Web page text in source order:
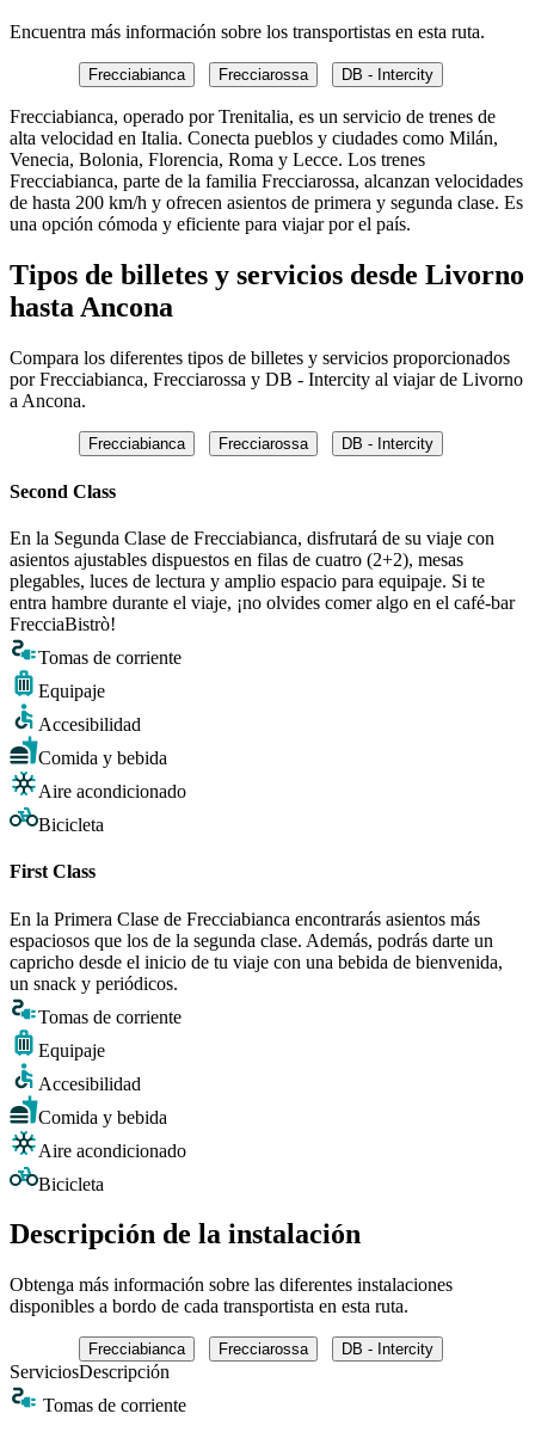
Encuentra más información sobre los transportistas en esta ruta.
Frecciabianca Frecciarossa DB - Intercity
Frecciabianca, operado por Trenitalia, es un servicio de trenes de
alta velocidad en Italia. Conecta pueblos y ciudades como Milán,
Venecia, Bolonia, Florencia, Roma y Lecce. Los trenes
Frecciabianca, parte de la familia Frecciarossa, alcanzan velocidades
de hasta 200 km/h y ofrecen asientos de primera y segunda clase. Es
una opción cómoda y eficiente para viajar por el país.
Tipos de billetes y servicios desde Livorno
hasta Ancona
Compara los diferentes tipos de billetes y servicios proporcionados
por Frecciabianca, Frecciarossa y DB - Intercity al viajar de Livorno
a Ancona.
Frecciabianca Frecciarossa DB - Intercity
Second Class
En la Segunda Clase de Frecciabianca, disfrutará de su viaje con
asientos ajustables dispuestos en filas de cuatro (2+2), mesas
plegables, luces de lectura y amplio espacio para equipaje. Si te
entra hambre durante el viaje, ¡no olvides comer algo en el café-bar
FrecciaBistrò!
Tomas de corriente
Equipaje
Accesibilidad
Comida y bebida
Aire acondicionado
Bicicleta
First Class
En la Primera Clase de Frecciabianca encontrarás asientos más
espaciosos que los de la segunda clase. Además, podrás darte un
capricho desde el inicio de tu viaje con una bebida de bienvenida,
un snack y periódicos.
Tomas de corriente
Equipaje
Accesibilidad
Comida y bebida
Aire acondicionado
Bicicleta
Descripción de la instalación
Obtenga más información sobre las diferentes instalaciones
disponibles a bordo de cada transportista en esta ruta.
Frecciabianca Frecciarossa DB - Intercity
ServiciosDescripción
Tomas de corriente